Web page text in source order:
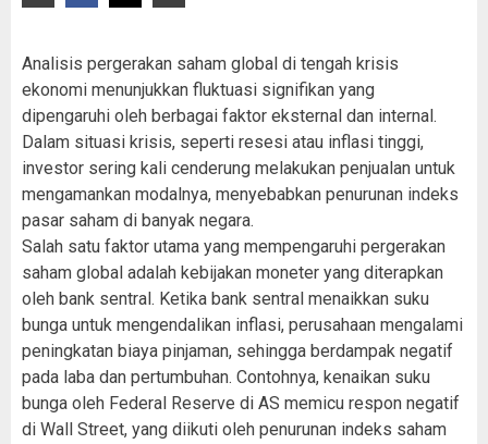
Analisis pergerakan saham global di tengah krisis
ekonomi menunjukkan fluktuasi signifikan yang
dipengaruhi oleh berbagai faktor eksternal dan internal.
Dalam situasi krisis, seperti resesi atau inflasi tinggi,
investor sering kali cenderung melakukan penjualan untuk
mengamankan modalnya, menyebabkan penurunan indeks
pasar saham di banyak negara.
Salah satu faktor utama yang mempengaruhi pergerakan
saham global adalah kebijakan moneter yang diterapkan
oleh bank sentral. Ketika bank sentral menaikkan suku
bunga untuk mengendalikan inflasi, perusahaan mengalami
peningkatan biaya pinjaman, sehingga berdampak negatif
pada laba dan pertumbuhan. Contohnya, kenaikan suku
bunga oleh Federal Reserve di AS memicu respon negatif
di Wall Street, yang diikuti oleh penurunan indeks saham